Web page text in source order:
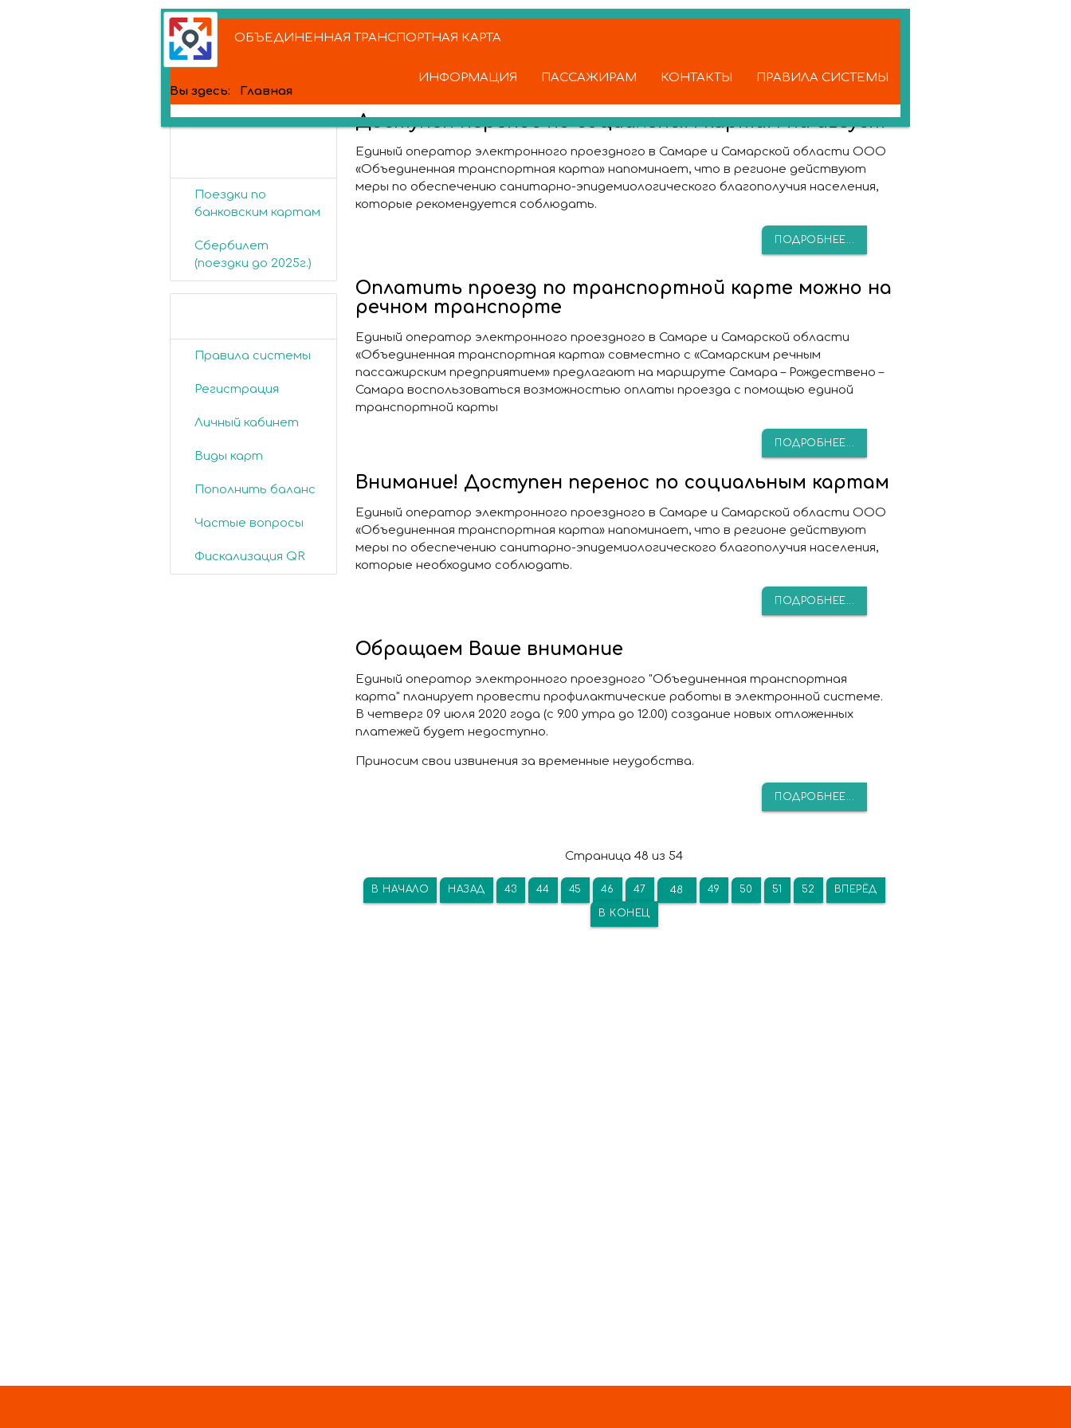
ОБЪЕДИНЕННАЯ ТРАНСПОРТНАЯ КАРТА
ИНФОРМАЦИЯ ПАССАЖИРАМ КОНТАКТЫ
ПРАВИЛА СИСТЕМЫ
Вы здесь: Главная
Поездки по
банковским картам
Сбербилет
(поездки до 2025г.)
Правила системы
Регистрация
Личный кабинет
Виды карт
Пополнить баланс
Частые вопросы
Фискализация QR
Доступен перенос по социальным картам на август
Единый оператор электронного проездного в Самаре и Самарской области ООО
«Объединенная транспортная карта» напоминает, что в регионе действуют
меры по обеспечению санитарно-эпидемиологического благополучия населения,
которые рекомендуется соблюдать.
ПОДРОБНЕЕ...
Оплатить проезд по транспортной карте можно на
речном транспорте
Единый оператор электронного проездного в Самаре и Самарской области
«Объединенная транспортная карта» совместно с «Самарским речным
пассажирским предприятием» предлагают на маршруте Самара – Рождествено –
Самара воспользоваться возможностью оплаты проезда с помощью единой
транспортной карты
ПОДРОБНЕЕ...
Внимание! Доступен перенос по социальным картам
Единый оператор электронного проездного в Самаре и Самарской области ООО
«Объединенная транспортная карта» напоминает, что в регионе действуют
меры по обеспечению санитарно-эпидемиологического благополучия населения,
которые необходимо соблюдать.
ПОДРОБНЕЕ...
Обращаем Ваше внимание
Единый оператор электронного проездного "Объединенная транспортная
карта" планирует провести профилактические работы в электронной системе.
В четверг 09 июля 2020 года (с 9.00 утра до 12.00) создание новых отложенных
платежей будет недоступно.
Приносим свои извинения за временные неудобства.
ПОДРОБНЕЕ...
Страница 48 из 54
В НАЧАЛО НАЗАД 43 44 45 46 47 48 49 50 51 52 ВПЕРЁД
В КОНЕЦ